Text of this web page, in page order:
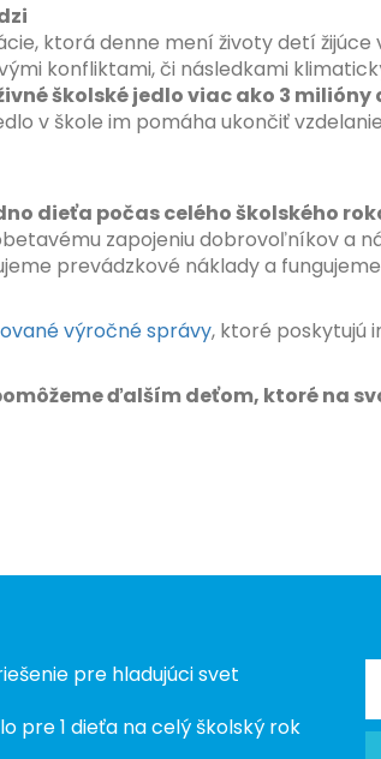
ktorá denne mení životy detí
konfliktami, či následkami
školské jedlo viac ako 3 milióny
v škole im pomáha ukončiť
dieťa počas celého školského
zapojeniu dobrovoľníkov a
prevádzkové náklady a
výročné správy, ktoré poskytujú
ďalším deťom, ktoré na
pre hladujúci svet
pre 1 dieťa na celý školský rok